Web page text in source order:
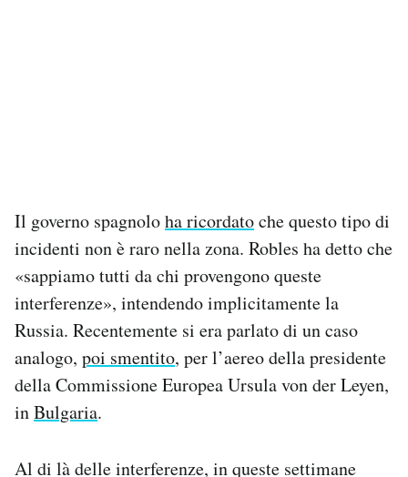
Il governo spagnoloha ricordatoche questo tipo di
incidenti non è raro nella zona. Robles ha detto che
«sappiamo tutti da chi provengono queste
interferenze», intendendo implicitamente la
Russia. Recentemente si era parlato di un caso
analogo, poi smentito, per l’aereo della presidente
della Commissione Europea Ursula von der Leyen,
inBulgaria.
Al di là delle interferenze, in queste settimane